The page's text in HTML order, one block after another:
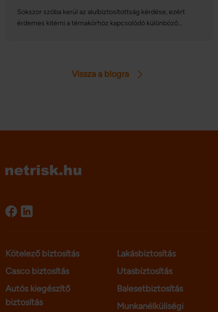
Sokszor szóba kerül az alulbiztosítottság kérdése, ezért
érdemes kitérni a témakörhöz kapcsolódó különböző
okozhatnak, ha nem kezeljük elég tudatosan
Vissza a blogra
Kötelező biztosítás
Casco biztosítás
Autós kiegészítő
biztosítás
Lakásbiztosítás
Utasbiztosítás
Balesetbiztosítás
Munkanélküliségi